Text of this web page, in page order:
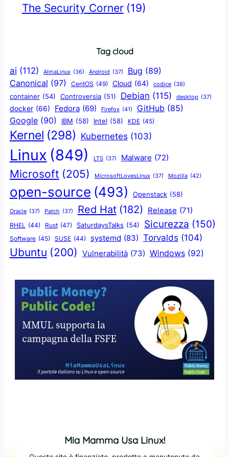
The Security Corner (19)
Tag cloud
ai (112) AlmaLinux (36) Android (37) Bug (89)
Canonical (97) CentOS (49) Cloud (64) codice (38)
container (54) Controversia (51) Debian (115) desktop (37)
docker (66) Fedora (69) Firefox (41) GitHub (85)
Google (90) IBM (58) Intel (58) KDE (45)
Kernel (298) Kubernetes (103)
Linux (849) LTS (37) Malware (72)
Microsoft (205) MicrosoftLovesLinux (37) Mozilla (42)
open-source (493) Openstack (58)
Oracle (37) Patch (37) Red Hat (182) Release (71)
RHEL (44) Rust (47) SaturdaysTalks (54) Sicurezza (150)
Software (45) SUSE (44) systemd (83) Torvalds (104)
Ubuntu (200) Vulnerabilità (73) Windows (92)
Mia Mamma Usa Linux!